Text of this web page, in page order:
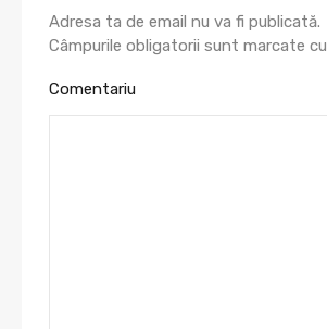
Adresa ta de email nu va fi publicată.
Câmpurile obligatorii sunt marcate cu
Comentariu